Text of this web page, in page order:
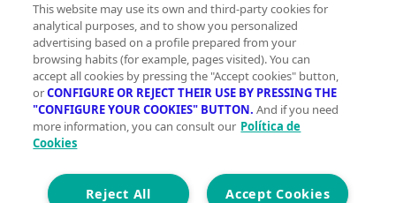
Casa en
venta ,
South of
spain,
Lanjaron
Planta 0
This website may use its own and third-party cookies for
analytical purposes, and to show you personalized
advertising based on a profile prepared from your
browsing habits (for example, pages visited). You can
accept all cookies by pressing the "Accept cookies" button,
orCONFIGURE OR REJECT THEIR USE BY PRESSING THE
"CONFIGURE YOUR COOKIES" BUTTON. And if you need
more information, you can consult our Política de
Cookies
Accept Cookies
Reject All